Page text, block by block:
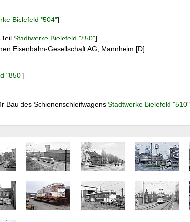
Bielefeld "504"]
Stadtwerke Bielefeld "850"]
Eisenbahn-Gesellschaft AG, Mannheim [D]
"850"]
Bau des Schienenschleifwagens Stadtwerke Bielefeld "510"